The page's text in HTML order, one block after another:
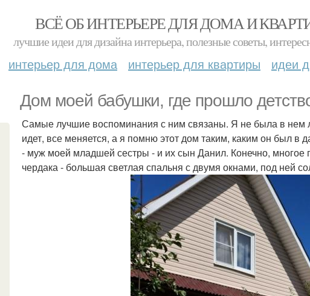
ВСЁ ОБ ИНТЕРЬЕРЕ ДЛЯ ДОМА И
лучшие идеи для дизайна интерьера, полезные советы,
интерьер для дома интерьер для квартиры идеи
Дом моей бабушки, где прошло
Самые лучшие воспоминания с ним связаны. Я не была в нем
идет, все меняется, а я помню этот дом таким, каким он был
- муж моей младшей сестры - и их сын Данил. Конечно,
чердака - большая светлая спальня с двумя окнами, под ней